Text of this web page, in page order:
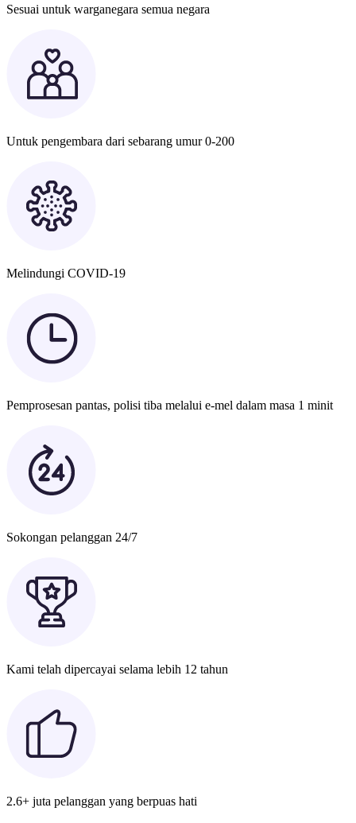
Sesuai untuk warganegara semua negara
Untuk pengembara dari sebarang umur 0-200
Melindungi COVID-19
Pemprosesan pantas, polisi tiba melalui e-mel dalam masa 1 minit
Sokongan pelanggan 24/7
Kami telah dipercayai selama lebih 12 tahun
2.6+ juta pelanggan yang berpuas hati